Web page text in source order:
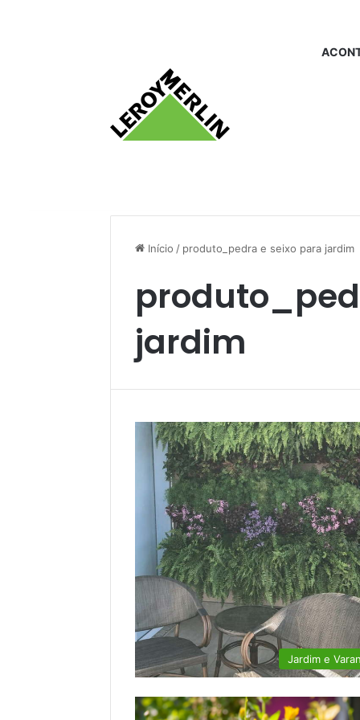
Início / produto_pedra e seixo para jardim
jardim
Jardim e